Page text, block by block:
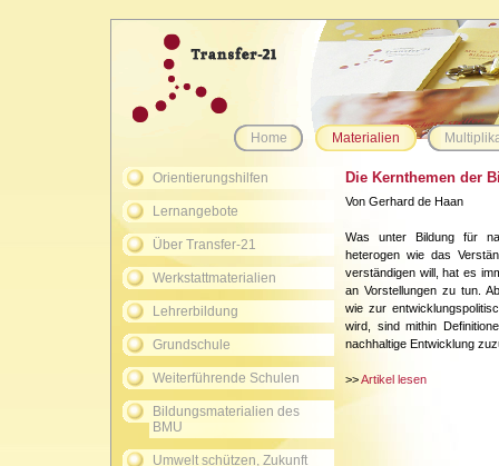
Home Materialien
Orientierungshilfen
Lernangebote
Über Transfer-21
Werkstattmaterialien
Lehrerbildung
Grundschule
Weiterführende Schulen
Bildungsmaterialien des
BMU
Umwelt schützen, Zukunft
Die Kernthemen der
Von Gerhard de Haan
Was unter Bildung für
heterogen wie das
verständigen will, hat es
an Vorstellungen zu tun.
wie zur
wird, sind mithin
nachhaltige Entwicklung
>>Artikel lesen